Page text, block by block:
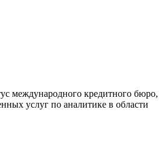
международного кредитного бюро,
услуг по аналитике в области